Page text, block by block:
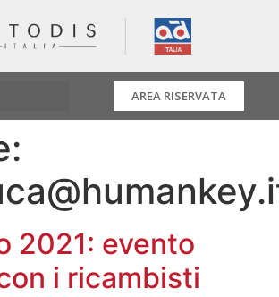
AREA RISERVATA
2021: evento
i ricambisti